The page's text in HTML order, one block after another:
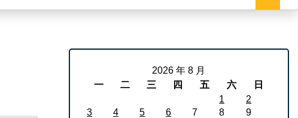
2026 年 8 月
一
二 三 四 五 六
日
1
2
3
4 5 6 7 8
9